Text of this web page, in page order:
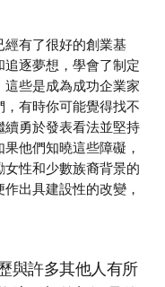
有了很好的創業基
逐夢想，學會了制定
些是成為成功企業家
，有時你可能覺得找不
續勇於發表看法並堅持
他們知曉這些障礙，
女性和少數族裔背景的
出具建設性的改變，
與許多其他人有所